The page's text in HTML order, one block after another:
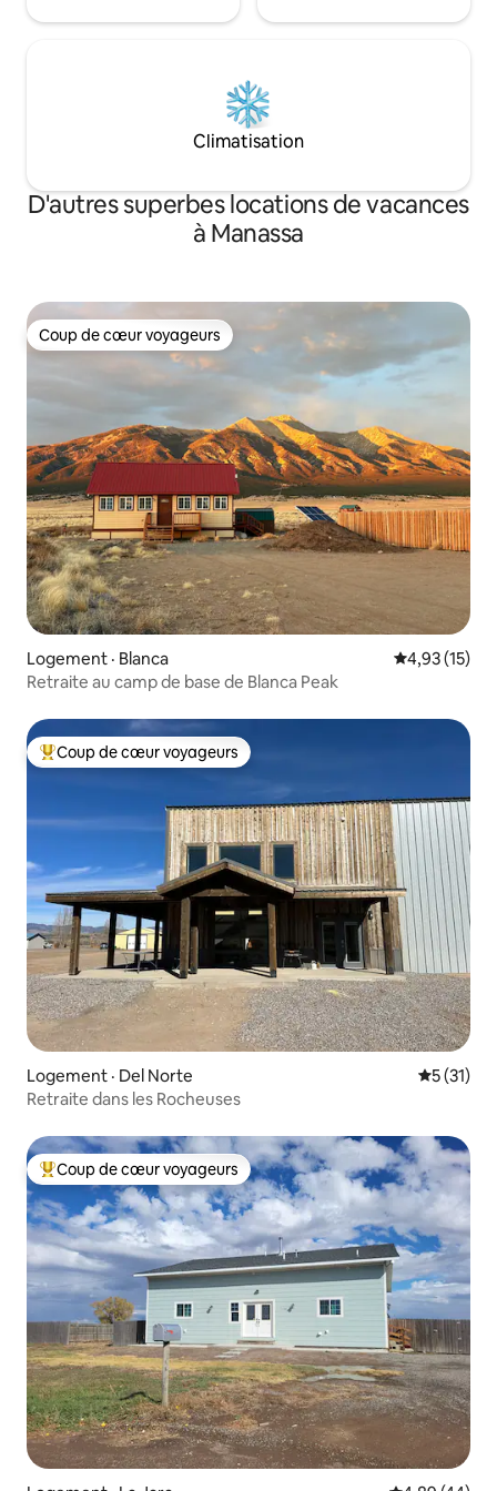
Climatisation
D'autres superbes locations de vacances
à Manassa
Coup de cœur voyageurs
Coup de cœur voyageurs
Logement · Blanca Note
4,93 (15)
Retraite au camp de base de Blanca Peak
Coup de cœur voyageurs parmi les plus aimés
Coup de cœur voyageurs
Logement · Del Norte Note
5 (31)
Retraite dans les Rocheuses
Coup de cœur voyageurs parmi les plus aimés
Coup de cœur voyageurs